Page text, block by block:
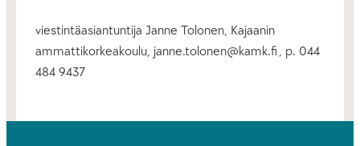
viestintäasiantuntija Janne Tolonen, Kajaanin
ammattikorkeakoulu, janne.tolonen@kamk.fi , p. 044
484 9437